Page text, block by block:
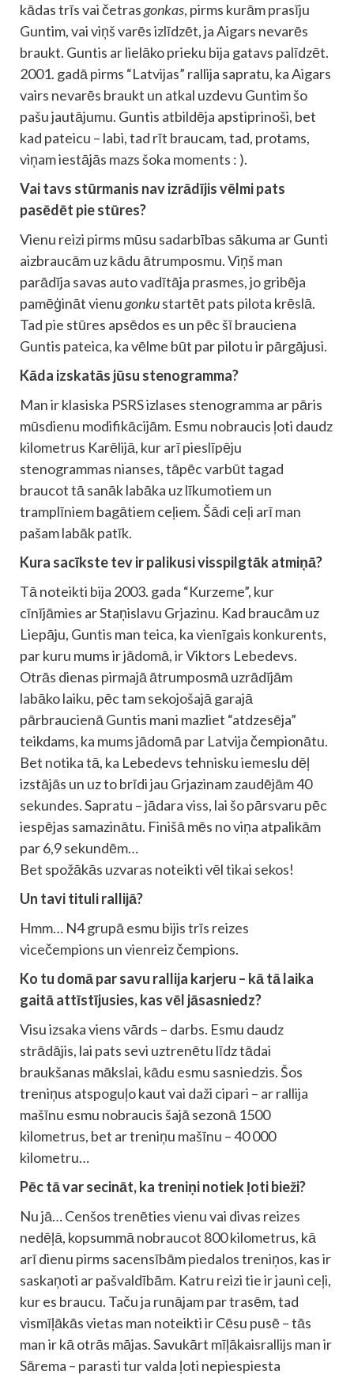
kādas trīs vai četrasgonkas, pirms kurām prasīju
Guntim, vai viņš varēs izlīdzēt, ja Aigars nevarēs
braukt. Guntis ar lielāko prieku bija gatavs palīdzēt.
2001. gadā pirms “Latvijas” rallija sapratu, ka Aigars
vairs nevarēs braukt un atkal uzdevu Guntim šo
pašu jautājumu. Guntis atbildēja apstiprinoši, bet
kad pateicu – labi, tad rīt braucam, tad, protams,
viņam iestājās mazs šoka moments : ).
Vai tavs stūrmanis nav izrādījis vēlmi pats
pasēdēt pie stūres?
Vienu reizi pirms mūsu sadarbības sākuma ar Gunti
aizbraucām uz kādu ātrumposmu. Viņš man
parādīja savas auto vadītāja prasmes, jo gribēja
pamēģināt vienugonkustartēt pats pilota krēslā.
Tad pie stūres apsēdos es un pēc šī brauciena
Guntis pateica, ka vēlme būt par pilotu ir pārgājusi.
Kāda izskatās jūsu stenogramma?
Man ir klasiska PSRS izlases stenogramma ar pāris
mūsdienu modifikācijām. Esmu nobraucis ļoti daudz
kilometrus Karēlijā, kur arī pieslīpēju
stenogrammas nianses, tāpēc varbūt tagad
braucot tā sanāk labāka uz līkumotiem un
tramplīniem bagātiem ceļiem. Šādi ceļi arī man
pašam labāk patīk.
Kura sacīkste tev ir palikusi visspilgtāk atmiņā?
Tā noteikti bija 2003. gada “Kurzeme”, kur
cīnījāmies ar Staņislavu Grjazinu. Kad braucām uz
Liepāju, Guntis man teica, ka vienīgais konkurents,
par kuru mums ir jādomā, ir Viktors Lebedevs.
Otrās dienas pirmajā ātrumposmā uzrādījām
labāko laiku, pēc tam sekojošajā garajā
pārbraucienā Guntis mani mazliet “atdzesēja”
teikdams, ka mums jādomā par Latvija čempionātu.
Bet notika tā, ka Lebedevs tehnisku iemeslu dēļ
izstājās un uz to brīdi jau Grjazinam zaudējām 40
sekundes. Sapratu – jādara viss, lai šo pārsvaru pēc
iespējas samazinātu. Finišā mēs no viņa atpalikām
par 6,9 sekundēm…
Bet spožākās uzvaras noteikti vēl tikai sekos!
Un tavi tituli rallijā?
Hmm… N4 grupā esmu bijis trīs reizes
vicečempions un vienreiz čempions.
Ko tu domā par savu rallija karjeru – kā tā laika
gaitā attīstījusies, kas vēl jāsasniedz?
Visu izsaka viens vārds – darbs. Esmu daudz
strādājis, lai pats sevi uztrenētu līdz tādai
braukšanas mākslai, kādu esmu sasniedzis. Šos
treniņus atspoguļo kaut vai daži cipari – ar rallija
mašīnu esmu nobraucis šajā sezonā 1500
kilometrus, bet ar treniņu mašīnu – 40 000
kilometru…
Pēc tā var secināt, ka treniņi notiek ļoti bieži?
Nu jā… Cenšos trenēties vienu vai divas reizes
nedēļā, kopsummā nobraucot 800 kilometrus, kā
arī dienu pirms sacensībām piedalos treniņos, kas ir
saskaņoti ar pašvaldībām. Katru reizi tie ir jauni ceļi,
kur es braucu. Taču ja runājam par trasēm, tad
vismīļākās vietas man noteikti ir Cēsu pusē – tās
man ir kā otrās mājas. Savukārt mīļākaisrallijs man ir
Sārema – parasti tur valda ļoti nepiespiesta